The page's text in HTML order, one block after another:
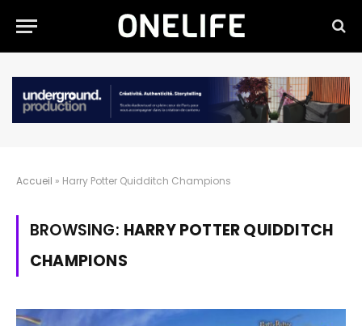
Accueil » Harry Potter Quidditch Champions
BROWSING: HARRY POTTER QUIDDITCH
CHAMPIONS